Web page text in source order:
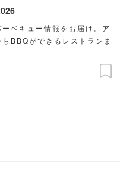
ベキュー情報をお届け。ア
BBQができるレストランま